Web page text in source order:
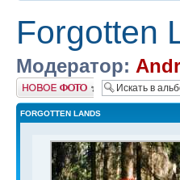
Forgotten
Модератор:
Добавить фото
FORGOTTEN LANDS